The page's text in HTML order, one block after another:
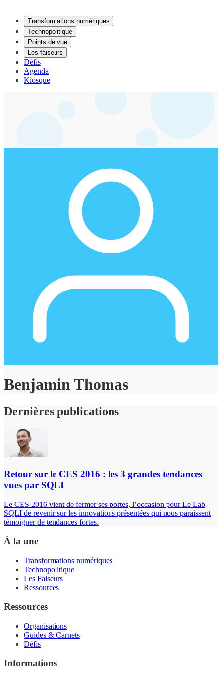
Transformations numériques
Technopolitique
Points de vue
Les faiseurs
Défis
Agenda
Kiosque
Benjamin Thomas
Dernières publications
Retour sur le CES 2016 : les 3 grandes tendances
vues par SQLI
Le CES 2016 vient de fermer ses portes, l’occasion pour Le Lab
SQLI de revenir sur les innovations présentées qui nous paraissent
témoigner de tendances fortes.
À la une
Transformations numériques
Technopolitique
Les Faiseurs
Ressources
Ressources
Organisations
Guides & Carnets
Défis
Informations